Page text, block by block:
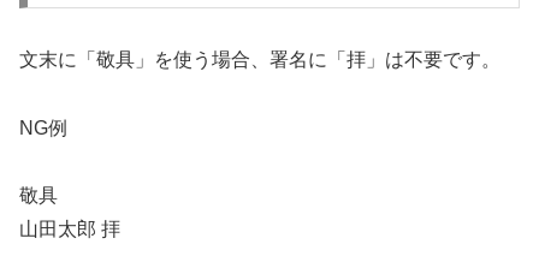
文末に「敬具」を使う場合、署名に「拝」は不要です。
NG例
敬具
山田太郎 拝